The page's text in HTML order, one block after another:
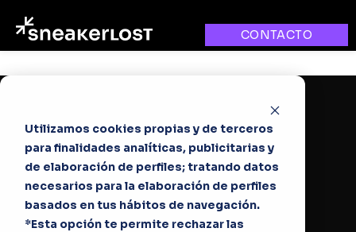
Utilizamos cookies propias y de terceros
para finalidades analíticas, publicitarias y
de elaboración de perfiles; tratando datos
necesarios para la elaboración de perfiles
basados en tus hábitos de navegación.
*Esta opción te permite rechazar las
CONTACTOCONTACTO